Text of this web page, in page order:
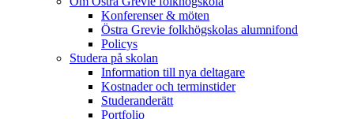
Konferenser & möten
Östra Grevie folkhögskolas alumnifond
Policys
Studera på skolan
Information till nya deltagare
Kostnader och terminstider
Studeranderätt
Portfolio